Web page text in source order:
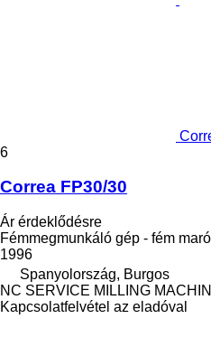
6
Correa FP30/30
Ár érdeklődésre
Fémmegmunkáló gép - fém
1996
Spanyolország, Burgos
NC SERVICE MILLING
Kapcsolatfelvétel az eladóval